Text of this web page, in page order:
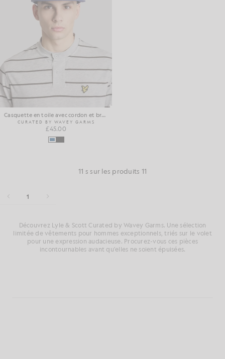
Casquette en toile avec cordon et broderie
CURATED BY WAVEY GARMS
£45.00
11 s sur les produits 11
1
Découvrez Lyle & Scott Curated by Wavey Garms. Une sélection
limitée de vêtements pour hommes exceptionnels, triés sur le volet
pour une expression audacieuse. Procurez-vous ces pièces
incontournables avant qu'elles ne soient épuisées.